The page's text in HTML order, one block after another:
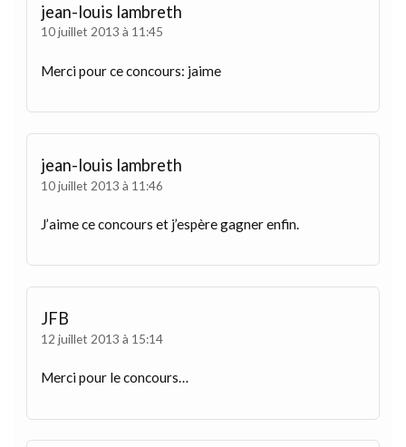
jean-louis lambreth
10 juillet 2013 à 11:45
Merci pour ce concours: jaime
jean-louis lambreth
10 juillet 2013 à 11:46
J’aime ce concours et j’espère gagner enfin.
JFB
12 juillet 2013 à 15:14
Merci pour le concours…